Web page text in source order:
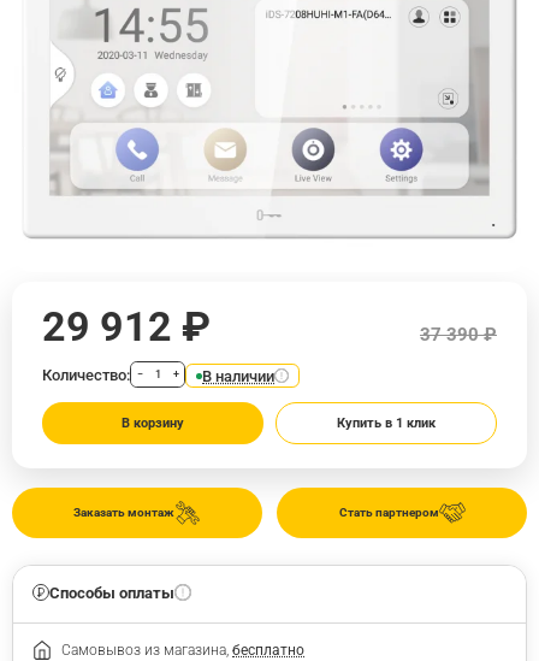
Стать партнером
Заказать монтаж
29 912 ₽ 37 390 ₽
Количество: − + В наличии
В корзину Купить в 1 клик
Способы оплаты
Самовывоз из магазина, бесплатно